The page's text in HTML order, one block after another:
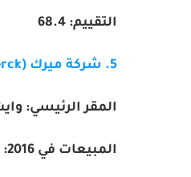
التقييم: 68.4
5. شركة ميرك
المقر الرئيسي:
المبيعات في 2016: